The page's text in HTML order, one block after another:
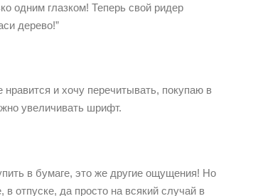
одним глазком! Теперь свой ридер
дерево!”
и хочу перечитывать, покупаю в
увеличивать шрифт.
в бумаге, это же другие ощущения! Но
отпуске, да просто на всякий случай в